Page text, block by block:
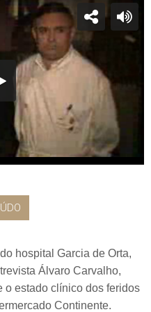
hospital Garcia de Orta,
Álvaro Carvalho,
o estado clínico dos feridos
Continente.